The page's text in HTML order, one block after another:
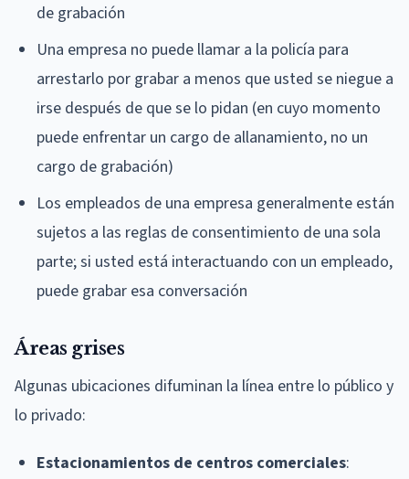
de grabación
Una empresa no puede llamar a la policía para
arrestarlo por grabar a menos que usted se niegue a
irse después de que se lo pidan (en cuyo momento
puede enfrentar un cargo de allanamiento, no un
cargo de grabación)
Los empleados de una empresa generalmente están
sujetos a las reglas de consentimiento de una sola
parte; si usted está interactuando con un empleado,
puede grabar esa conversación
Áreas grises
Algunas ubicaciones difuminan la línea entre lo público y
lo privado:
Estacionamientos de centros comerciales: